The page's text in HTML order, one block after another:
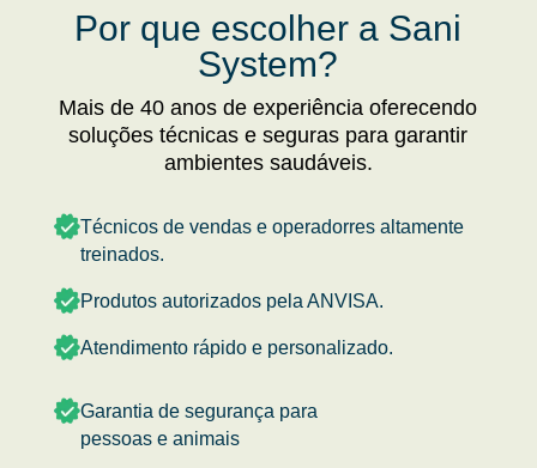
Por que escolher a Sani
System?
Mais de 40 anos de experiência oferecendo
soluções técnicas e seguras para garantir
ambientes saudáveis.
Técnicos de vendas e operadorres altamente
treinados.
Produtos autorizados pela ANVISA.
Atendimento rápido e personalizado.
Garantia de segurança para
pessoas e animais